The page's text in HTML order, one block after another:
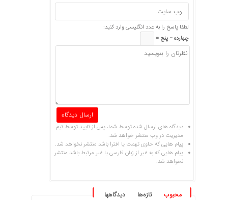
لطفا پاسخ را به عدد انگلیسی وارد کنید:
چهارده − پنج =
دیدگاه های ارسال شده توسط شما، پس از تایید توسط تیم
مدیریت در وب منتشر خواهد شد.
پیام هایی که حاوی تهمت یا افترا باشد منتشر نخواهد شد.
پیام هایی که به غیر از زبان فارسی یا غیر مرتبط باشد منتشر
نخواهد شد.
محبوب تازه‌ها دیدگاهها